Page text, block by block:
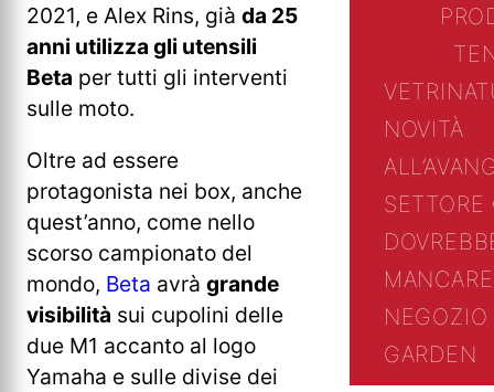
2021, e Alex Rins, già da 25
anni utilizza gli utensili
Beta per tutti gli interventi
sulle moto.
Oltre ad essere
protagonista nei box, anche
quest’anno, come nello
scorso campionato del
mondo, Beta avrà grande
visibilità sui cupolini delle
due M1 accanto al logo
Yamaha e sulle divise dei
VETRINA
NOVITÀ
GARDEN